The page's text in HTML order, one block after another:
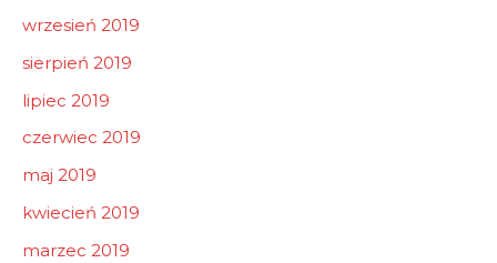
wrzesień 2019
sierpień 2019
lipiec 2019
czerwiec 2019
maj 2019
kwiecień 2019
marzec 2019